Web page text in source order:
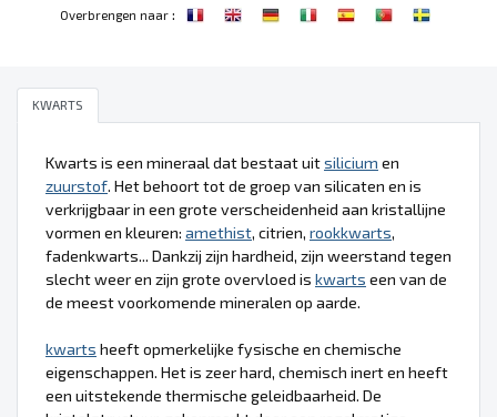
Overbrengen naar:
KWARTS
Kwarts is een mineraal dat bestaat uitsilicium en
zuurstof. Het behoort tot de groep van silicaten en is
verkrijgbaar in een grote verscheidenheid aan kristallijne
vormen en kleuren: amethist, citrien, rookkwarts,
fadenkwarts... Dankzij zijn hardheid, zijn weerstand tegen
slecht weer en zijn grote overvloed is kwarts een van de
de meest voorkomende mineralen op aarde.
kwarts heeft opmerkelijke fysische en chemische
eigenschappen. Het is zeer hard, chemisch inert en heeft
een uitstekende thermische geleidbaarheid. De